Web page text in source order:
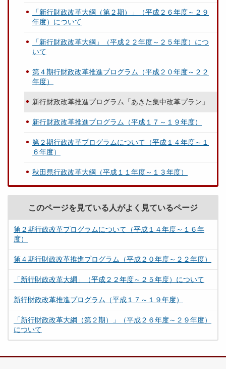
「新行財政改革大綱（第２期）」（平成２６年度～２９
年度）について
「新行財政改革大綱」（平成２２年度～２５年度）につ
いて
第４期行財政改革推進プログラム（平成２０年度～２２
年度）
新行財政改革推進プログラム「あきた集中改革プラン」
新行財政改革推進プログラム（平成１７～１９年度）
第２期行政改革プログラムについて（平成１４年度～１
６年度）
秋田県行政改革大綱（平成１１年度～１３年度）
このページを見ている人がよく見ているページ
第２期行政改革プログラムについて（平成１４年度～１６年
度）
第４期行財政改革推進プログラム（平成２０年度～２２年度）
「新行財政改革大綱」（平成２２年度～２５年度）について
新行財政改革推進プログラム（平成１７～１９年度）
「新行財政改革大綱（第２期）」（平成２６年度～２９年度）
について